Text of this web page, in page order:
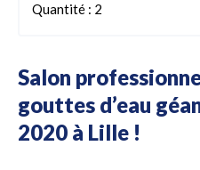
Quantité : 2
Salon
gouttes d’eau
2020 à Lille !